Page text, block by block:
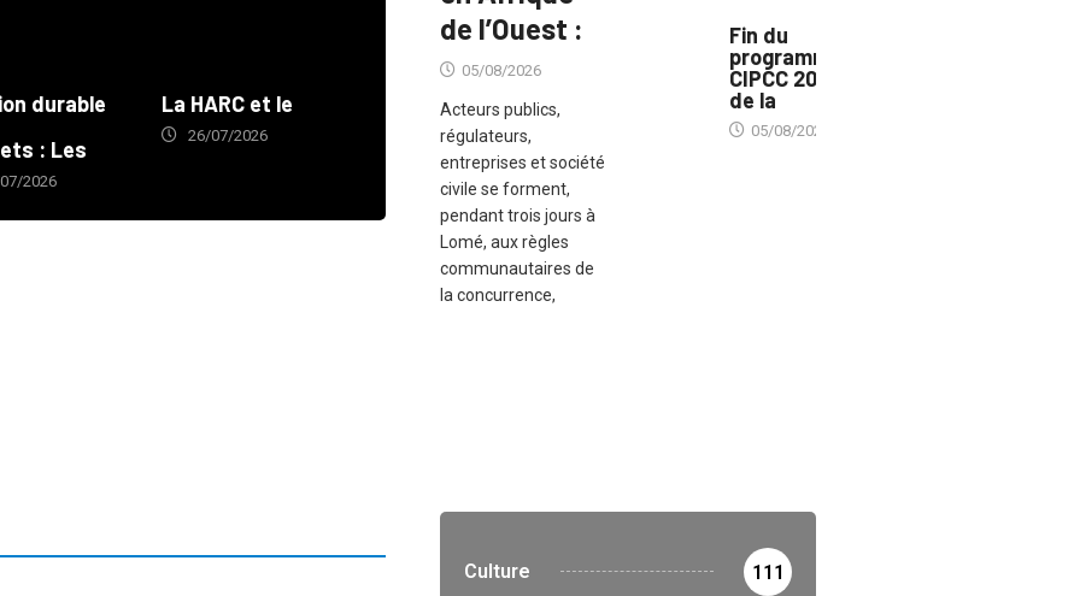
durable
: Les
2026
La HARC et le
26/07/2026
de l’Ouest :
05/08/2026
Acteurs publics,
régulateurs,
entreprises et société
civile se forment,
pendant trois jours à
Lomé, aux règles
communautaires de
la concurrence,
Fin du
programme
CIPCC 2026
de la
05/08/2026
Culture 111